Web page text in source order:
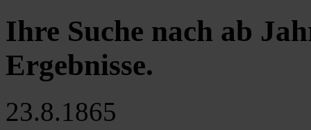
Ihre Suche nach ab
Ergebnisse.
23.8.1865